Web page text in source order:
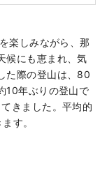
に渡る際の玄関
な気候の中、
、香り、味と
、マスカットや
が味わえます！
岡山後楽園」、
文化、アート
楽しみながら、那
候にも恵まれ、気
た際の登山は、80
10年ぶりの登山で
きました。平均的
ます。